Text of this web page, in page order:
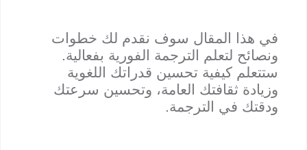
في هذا المقال سوف نقدم لك خطوات
ونصائح لتعلم الترجمة الفورية بفعالية.
ستتعلم كيفية تحسين قدراتك اللغوية
وزيادة ثقافتك العامة، وتحسين سرعتك
ودقتك في الترجمة.